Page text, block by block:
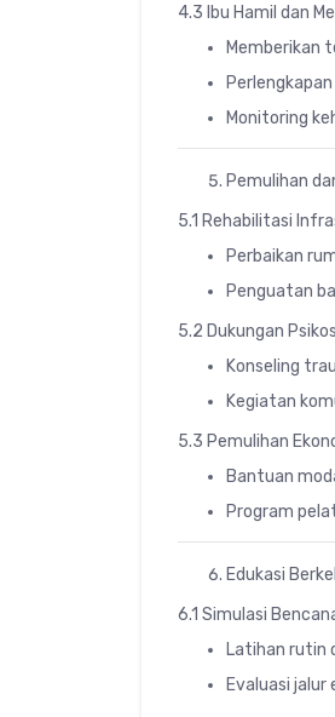
4.3 Ibu Hamil dan
Memberikan
Monitoring
Pemulihan
5.1 Rehabilitasi
Perbaikan
Penguatan
5.2 Dukungan
Konseling
Kegiatan
5.3 Pemulihan
Bantuan
Program
Edukasi
6.1 Simulasi
Latihan rutin
Evaluasi